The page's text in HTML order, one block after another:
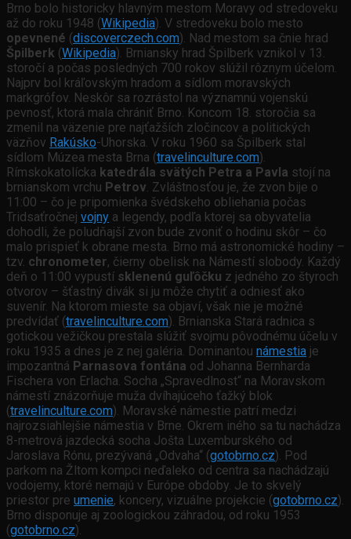
Brno bolo historicky hlavným mestom Moravy od stredoveku
až do roku 1948 (Wikipedia). V stredoveku bolo mesto
opevnené (discoverczech.com). Nad mestom sa čnie hrad
Špilberk (Wikipedia). Brniansky hrad Špilberk vznikol v 13.
storočí a počas posledných 700 rokov slúžil rôznym účelom.
Najprv bol kráľovským hradom a sídlom moravských
markgrófov. Neskôr sa rozrástol na významnú vojenskú
pevnosť, ktorá mala chrániť Brno. Koncom 18. storočia sa
zmenil na väzenie pre najťažších zločincov a politických
väzňov Rakúsko-Uhorska. V roku 1960 sa Špilberk stal
sídlom Múzea mesta Brna (travelinculture.com).
Rímskokatolícka katedrála svätých Petra a Pavla stojí na
brnianskom vrchu Petrov. Zvláštnosťou je, že zvon bije o
11:00 – čo je pripomienka švédskeho obliehania počas
Tridsaťročnej vojny a legendy, podľa ktorej sa obyvatelia
dohodli, že poludňajší zvon bude zvoniť o hodinu skôr – čo
malo prispieť k obrane mesta. Brno má astronomické hodiny –
tzv. chronometer, čierny obelisk na Námestí slobody. Každý
deň o 11:00 vypustí sklenenú guľôčku z jedného zo štyroch
otvorov – šťastný divák si ju môže chytiť a odniesť ako
suvenír. Na ktorom mieste sa objaví, však nie je možné
predvídať (travelinculture.com). Brnianska Stará radnica s
gotickou vežičkou prestala slúžiť svojmu pôvodnému účelu v
roku 1935 a dnes je z nej galéria. Dominantou námestia je
impozantná Parnasova fontána od Johanna Bernharda
Fischera von Erlacha. Socha „Spravedlnost“ na Moravskom
námestí znázorňuje muža dvíhajúceho ťažký blok
(travelinculture.com). Moravské námestie patrí medzi
najrozsiahlejšie námestia v Brne. Okrem iného sa tu nachádza
8-metrová jazdecká socha Jošta Luxemburského od
Jaroslava Rónu, prezývaná „Odvaha“ (gotobrno.cz). Pod
parkom na Žltom kompci neďaleko od centra sa nachádzajú
vodojemy, ktoré nemajú v Európe obdoby. Je to skvelý
priestor pre umenie, koncery, vizuálne projekcie (gotobrno.cz).
Brno disponuje aj zoologickou záhradou, od roku 1953
(gotobrno.cz).